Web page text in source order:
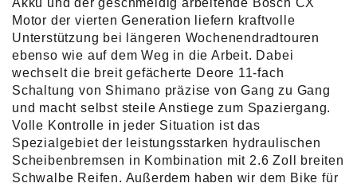
Akku und der geschmeidig arbeitende Bosch CX
Motor der vierten Generation liefern kraftvolle
Unterstützung bei längeren Wochenendradtouren
ebenso wie auf dem Weg in die Arbeit. Dabei
wechselt die breit gefächerte Deore 11-fach
Schaltung von Shimano präzise von Gang zu Gang
und macht selbst steile Anstiege zum Spaziergang.
Volle Kontrolle in jeder Situation ist das
Spezialgebiet der leistungsstarken hydraulischen
Scheibenbremsen in Kombination mit 2.6 Zoll breiten
Schwalbe Reifen. Außerdem haben wir dem Bike für